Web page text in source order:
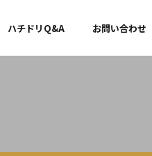
ハチドリQ&A お問い合わせ